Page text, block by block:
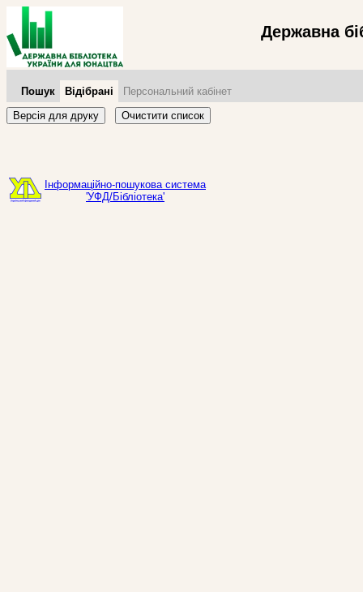
Державна
Пошук Відібрані
Персональний кабінет
Версія для друку
Очистити список
Інформаційно-пошукова система
'УФД/Бібліотека'